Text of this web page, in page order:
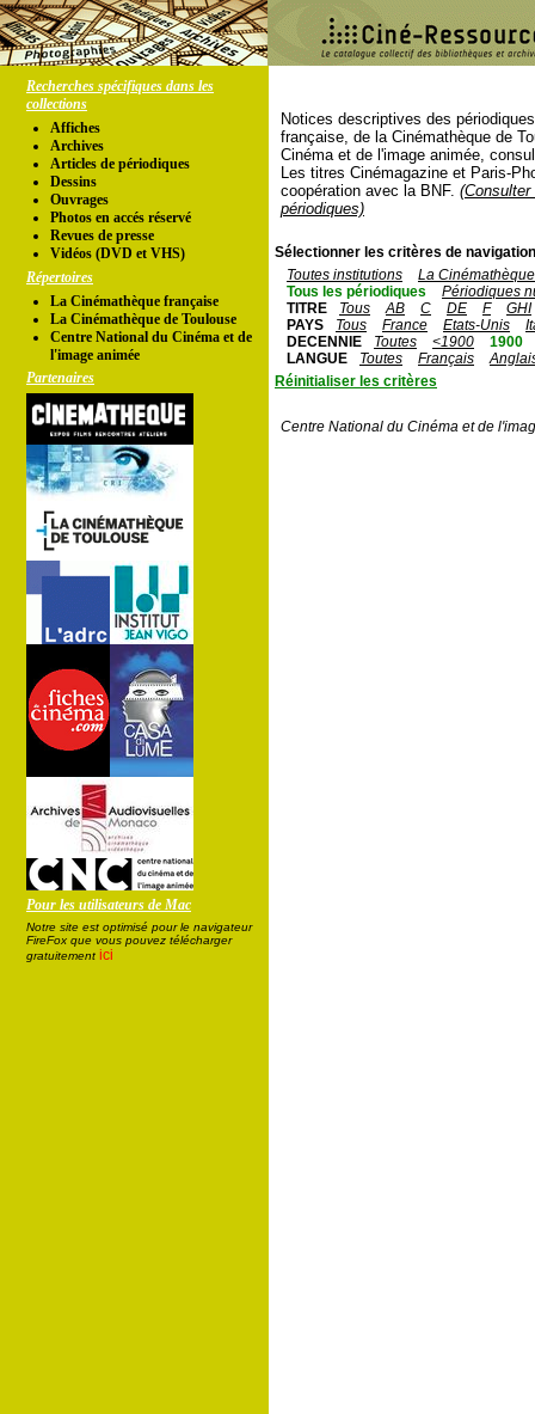
Recherches spécifiques dans les
collections
Affiches
Archives
Articles de périodiques
Dessins
Ouvrages
Photos en accés réservé
Revues de presse
Vidéos (DVD et VHS)
Répertoires
La Cinémathèque française
La Cinémathèque de Toulouse
Centre National du Cinéma et de
l'image animée
Partenaires
Pour les utilisateurs de Mac
Notre site est optimisé pour le navigateur
FireFox que vous pouvez télécharger
gratuitement ici
Notices descriptives des
française, de la Cinémathèque de
Cinéma et de l'image animée,
Les titres Cinémagazine et Paris-
coopération avec la BNF.
périodiques)
Sélectionner les critères de
Toutes institutions
La
Tous les périodiques
Périodiques
TITRE
Tous AB C DE F
GHI
PAYS
Tous France Etats-Unis
DECENNIE
Toutes <1900
1900
LANGUE
Toutes Français
Réinitialiser les critères
Centre National du Cinéma et de